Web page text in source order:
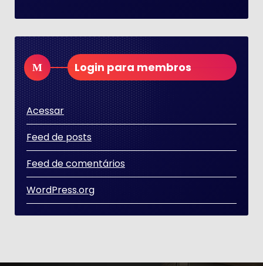
Login para membros
Acessar
Feed de posts
Feed de comentários
WordPress.org